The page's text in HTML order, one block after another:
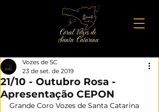
21/10 - Outubro Rosa -
Apresentação CEPON
Vozes de SC
23 de set. de 2019
Grande Coro Vozes de Santa Catarina